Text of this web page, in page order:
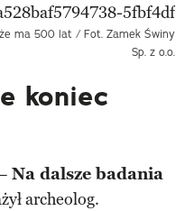
ma 500 lat / Fot. Zamek Świny
Sp. z o.o.
koniec
Na dalsze badania
archeolog.